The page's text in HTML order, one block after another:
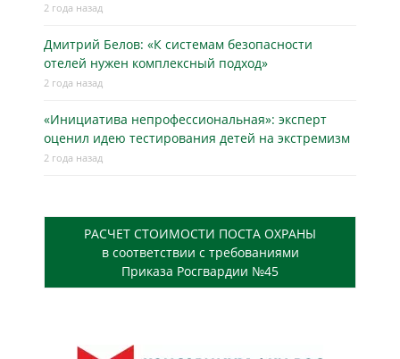
2 года назад
Дмитрий Белов: «К системам безопасности
отелей нужен комплексный подход»
2 года назад
«Инициатива непрофессиональная»: эксперт
оценил идею тестирования детей на экстремизм
2 года назад
РАСЧЕТ СТОИМОСТИ ПОСТА ОХРАНЫ
в соответствии с требованиями
Приказа Росгвардии №45